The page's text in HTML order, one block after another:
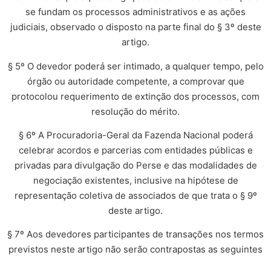
se fundam os processos administrativos e as ações
judiciais, observado o disposto na parte final do § 3º deste
artigo.
§ 5º O devedor poderá ser intimado, a qualquer tempo, pelo
órgão ou autoridade competente, a comprovar que
protocolou requerimento de extinção dos processos, com
resolução do mérito.
§ 6º A Procuradoria-Geral da Fazenda Nacional poderá
celebrar acordos e parcerias com entidades públicas e
privadas para divulgação do Perse e das modalidades de
negociação existentes, inclusive na hipótese de
representação coletiva de associados de que trata o § 9º
deste artigo.
§ 7º Aos devedores participantes de transações nos termos
previstos neste artigo não serão contrapostas as seguintes